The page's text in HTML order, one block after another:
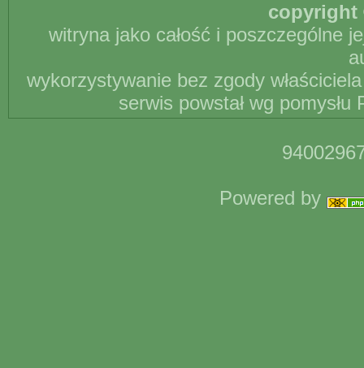
copyright
witryna jako całość i poszczególne
wykorzystywanie bez zgody
serwis powstał wg
Powered by